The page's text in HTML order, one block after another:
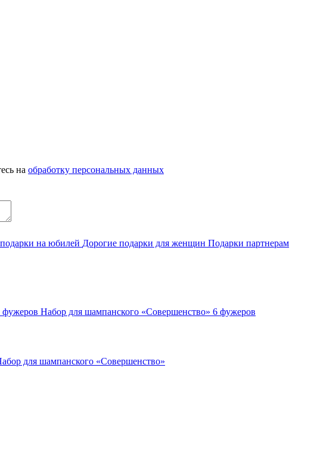
на обработку персональных данных
на юбилей Дорогие подарки для женщин Подарки партнерам
Набор для шампанского «Совершенство» 6 фужеров
для шампанского «Совершенство»